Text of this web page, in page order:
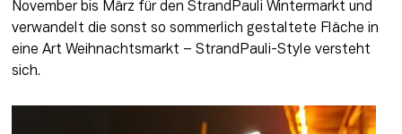
November bis März für den StrandPauli Wintermarkt und
verwandelt die sonst so sommerlich gestaltete Fläche in
eine Art Weihnachtsmarkt – StrandPauli-Style versteht
sich.